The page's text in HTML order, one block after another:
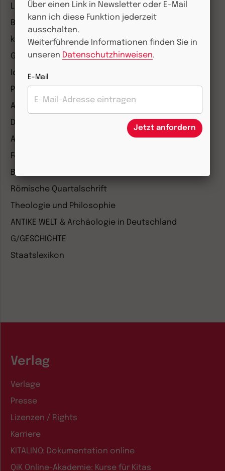
Lebensspuren
Bibel lesen
kunst und kirche
Gottesdienst
Ideenwerkstatt Gottesdienste
Pastoralblätter
Anzeiger für die Seelsorge
Diakonia
Amosinternational
Forum Weltkirche
Biblische Notizen
Römische Quartalschrift
Theologie und Philosophie
ANTIKE WELT & Archäologie in Deutschland
G/GESCHICHTE
Staatslexikon
Verlag
Verlage
Presse
Lizenzen / Rights
Karriere
KITALINO: Dokumentation online
QiK Online-Akademie: Kurse für Kitas
Über einen Link in Newsletter oder E-Mail
kann ich diese Funktion jederzeit
ausschalten.
Weiterführende Informationen finden Sie in
unseren Datenschutzhinweisen.
E-Mail
Jetzt anfordern